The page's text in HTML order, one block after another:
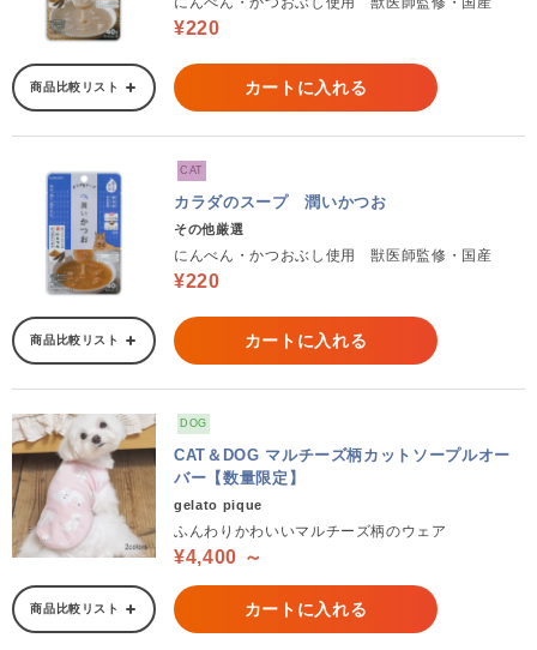
¥220
商品比較リスト カートに入れる
CAT
カラダのスープ 潤いかつお
その他厳選
にんべん・かつおぶし使用 獣医師監修・国産
¥220
商品比較リスト カートに入れる
DOG
CAT＆DOG マルチーズ柄カットソープルオー
バー【数量限定】
gelato pique
ふんわりかわいいマルチーズ柄のウェア
¥4,400 ～
商品比較リスト カートに入れる